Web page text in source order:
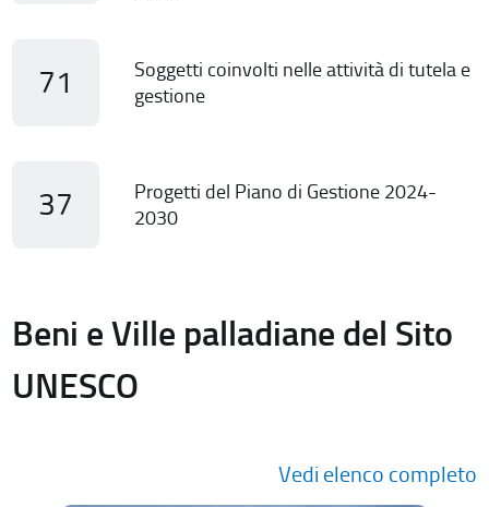
71
Soggetti coinvolti nelle attività di tutela e
gestione
37
Progetti del Piano di Gestione 2024-
2030
Beni e Ville palladiane del Sito
UNESCO
Vedi elenco completo